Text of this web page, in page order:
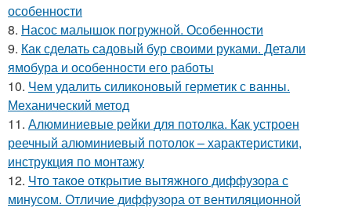
особенности
8. Насос малышок погружной. Особенности
9. Как сделать садовый бур своими руками. Детали
ямобура и особенности его работы
10. Чем удалить силиконовый герметик с ванны.
Механический метод
11. Алюминиевые рейки для потолка. Как устроен
реечный алюминиевый потолок – характеристики,
инструкция по монтажу
12. Что такое открытие вытяжного диффузора с
минусом. Отличие диффузора от вентиляционной